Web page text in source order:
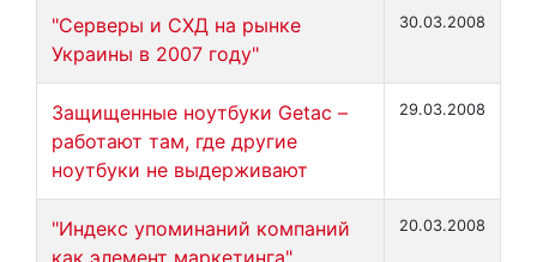
"Серверы и СХД на рынке
Украины в 2007 году"
30.03.2008
Защищенные ноутбуки Getac –
работают там, где другие
ноутбуки не выдерживают
29.03.2008
"Индекс упоминаний компаний
как элемент маркетинга"
20.03.2008